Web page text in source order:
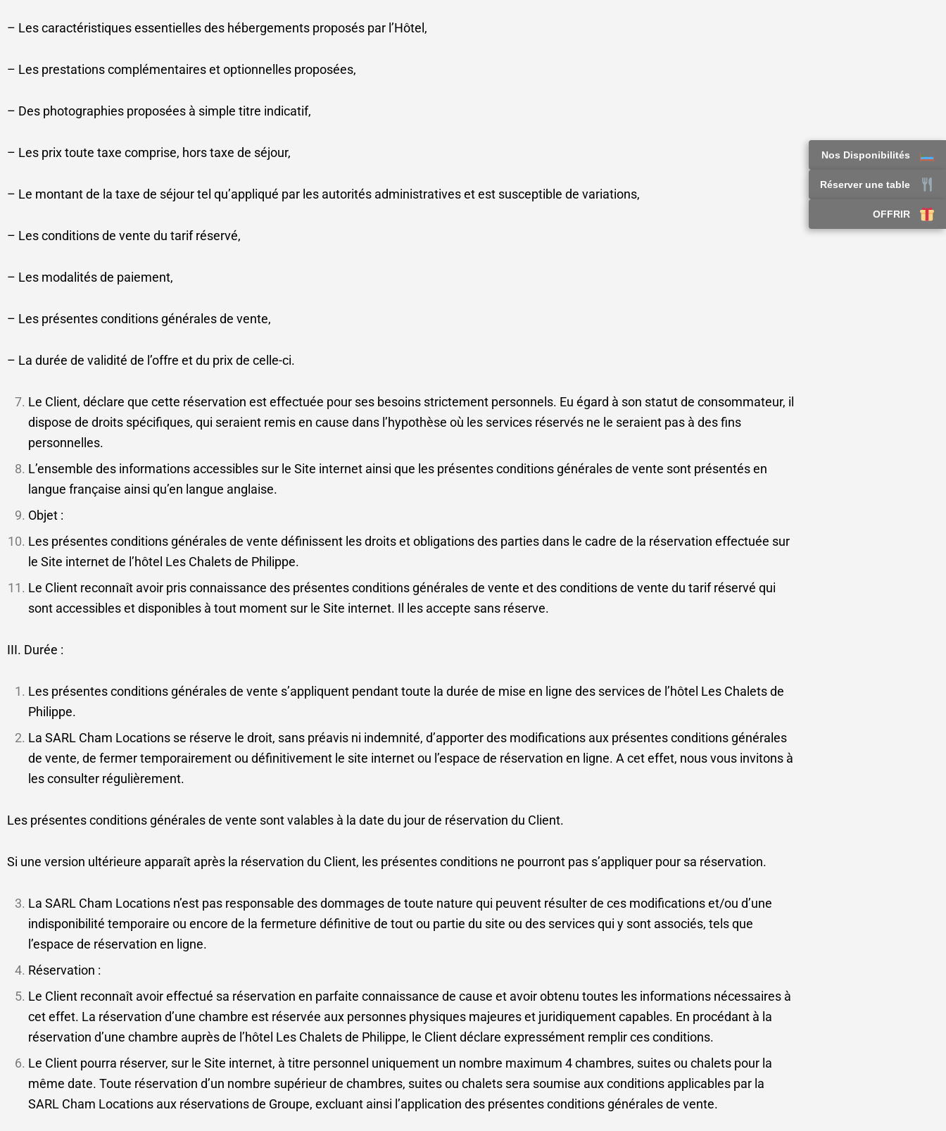
– Les caractéristiques essentielles des hébergements proposés par l’Hôtel,
– Les prestations complémentaires et optionnelles proposées,
– Des photographies proposées à simple titre indicatif,
– Les prix toute taxe comprise, hors taxe de séjour,
– Le montant de la taxe de séjour tel qu’appliqué par les autorités administratives et est susceptible de variations,
– Les conditions de vente du tarif réservé,
– Les modalités de paiement,
– Les présentes conditions générales de vente,
– La durée de validité de l’offre et du prix de celle-ci.
Le Client, déclare que cette réservation est effectuée pour ses besoins strictement personnels. Eu égard à son statut de consommateur, il
dispose de droits spécifiques, qui seraient remis en cause dans l’hypothèse où les services réservés ne le seraient pas à des fins
personnelles.
L’ensemble des informations accessibles sur le Site internet ainsi que les présentes conditions générales de vente sont présentés en
langue française ainsi qu’en langue anglaise.
Objet :
Les présentes conditions générales de vente définissent les droits et obligations des parties dans le cadre de la réservation effectuée sur
le Site internet de l’hôtel Les Chalets de Philippe.
Le Client reconnaît avoir pris connaissance des présentes conditions générales de vente et des conditions de vente du tarif réservé qui
sont accessibles et disponibles à tout moment sur le Site internet. Il les accepte sans réserve.
III. Durée :
Les présentes conditions générales de vente s’appliquent pendant toute la durée de mise en ligne des services de l’hôtel Les Chalets de
Philippe.
La SARL Cham Locations se réserve le droit, sans préavis ni indemnité, d’apporter des modifications aux présentes conditions générales
de vente, de fermer temporairement ou définitivement le site internet ou l’espace de réservation en ligne. A cet effet, nous vous invitons à
les consulter régulièrement.
Les présentes conditions générales de vente sont valables à la date du jour de réservation du Client.
Si une version ultérieure apparaît après la réservation du Client, les présentes conditions ne pourront pas s’appliquer pour sa réservation.
La SARL Cham Locations n’est pas responsable des dommages de toute nature qui peuvent résulter de ces modifications et/ou d’une
indisponibilité temporaire ou encore de la fermeture définitive de tout ou partie du site ou des services qui y sont associés, tels que
l’espace de réservation en ligne.
Réservation :
Le Client reconnaît avoir effectué sa réservation en parfaite connaissance de cause et avoir obtenu toutes les informations nécessaires à
cet effet. La réservation d’une chambre est réservée aux personnes physiques majeures et juridiquement capables. En procédant à la
réservation d’une chambre auprès de l’hôtel Les Chalets de Philippe, le Client déclare expressément remplir ces conditions.
Le Client pourra réserver, sur le Site internet, à titre personnel uniquement un nombre maximum 4 chambres, suites ou chalets pour la
même date. Toute réservation d’un nombre supérieur de chambres, suites ou chalets sera soumise aux conditions applicables par la
SARL Cham Locations aux réservations de Groupe, excluant ainsi l’application des présentes conditions générales de vente.
Nos Disponibilités
Réserver une table
OFFRIR